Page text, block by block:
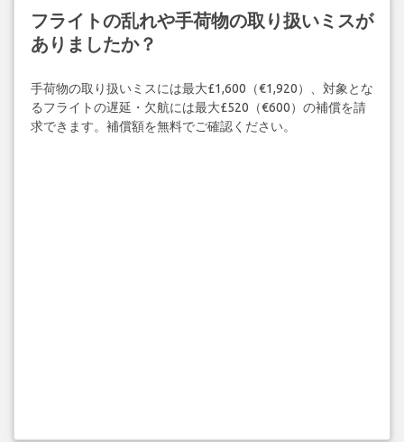
フライトの乱れや手荷物の取り扱いミスが
ありましたか？
手荷物の取り扱いミスには最大£1,600（€1,920）、対象とな
るフライトの遅延・欠航には最大£520（€600）の補償を請
求できます。補償額を無料でご確認ください。